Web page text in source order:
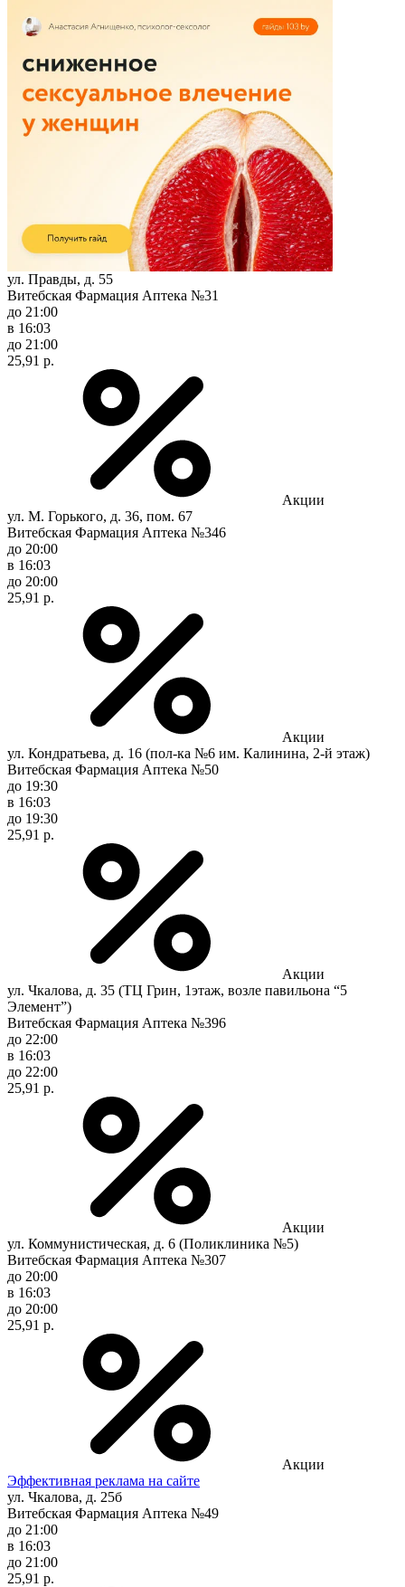
ул. Правды, д. 55
Витебская Фармация Аптека №31
до 21:00
в 16:03
до 21:00
25,91 р.
Акции
ул. М. Горького, д. 36, пом. 67
Витебская Фармация Аптека №346
до 20:00
в 16:03
до 20:00
25,91 р.
Акции
ул. Кондратьева, д. 16 (пол-ка №6 им. Калинина, 2-й этаж)
Витебская Фармация Аптека №50
до 19:30
в 16:03
до 19:30
25,91 р.
Акции
ул. Чкалова, д. 35 (ТЦ Грин, 1этаж, возле павильона “5
Элемент”)
Витебская Фармация Аптека №396
до 22:00
в 16:03
до 22:00
25,91 р.
Акции
ул. Коммунистическая, д. 6 (Поликлиника №5)
Витебская Фармация Аптека №307
до 20:00
в 16:03
до 20:00
25,91 р.
Акции
Эффективная реклама на сайте
ул. Чкалова, д. 25б
Витебская Фармация Аптека №49
до 21:00
в 16:03
до 21:00
25,91 р.